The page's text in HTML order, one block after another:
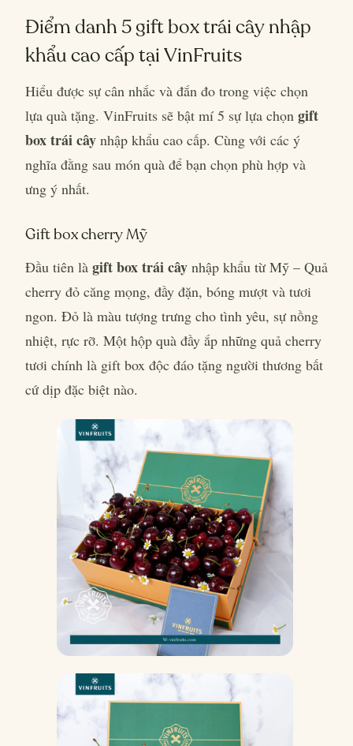
Điểm danh 5 gift box trái cây nhập
khẩu cao cấp tại VinFruits
Hiểu được sự cân nhắc và đắn đo trong việc chọn
lựa quà tặng. VinFruits sẽ bật mí 5 sự lựa chọn gift
box trái cây nhập khẩu cao cấp. Cùng với các ý
nghĩa đằng sau món quà để bạn chọn phù hợp và
ưng ý nhất.
Gift box cherry Mỹ
Đầu tiên là gift box trái cây nhập khẩu từ Mỹ – Quả
cherry đỏ căng mọng, đầy đặn, bóng mượt và tươi
ngon. Đỏ là màu tượng trưng cho tình yêu, sự nồng
nhiệt, rực rỡ. Một hộp quà đầy ắp những quả cherry
tươi chính là gift box độc đáo tặng người thương bất
cứ dịp đặc biệt nào.